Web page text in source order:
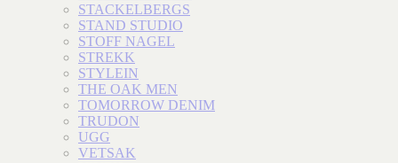
STACKELBERGS
STAND STUDIO
STOFF NAGEL
STREKK
STYLEIN
THE OAK MEN
TOMORROW DENIM
TRUDON
UGG
VETSAK